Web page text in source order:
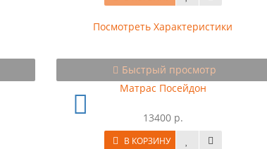
Посмотреть Характеристики
Быстрый просмотр
Матрас Посейдон
13400 р.
В КОРЗИНУ